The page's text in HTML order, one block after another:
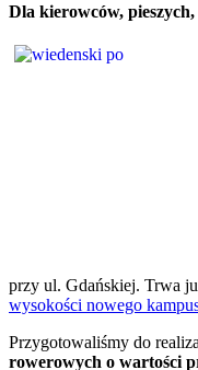
Dla kierowców,
przy ul. Gdańskiej. Trwa
wysokości nowego
Przygotowaliśmy do
rowerowych o wartości